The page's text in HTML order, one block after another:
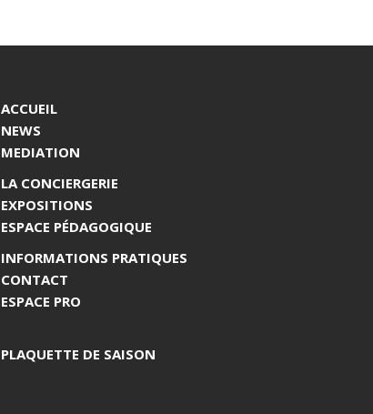
ACCUEIL
NEWS
MEDIATION
LA CONCIERGERIE
EXPOSITIONS
ESPACE PÉDAGOGIQUE
INFORMATIONS PRATIQUES
CONTACT
ESPACE PRO
PLAQUETTE DE SAISON